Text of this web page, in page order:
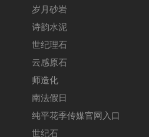
岁月砂岩
诗韵水泥
世纪理石
云感原石
师造化
南法假日
纯平花季传媒官网入口
世纪石